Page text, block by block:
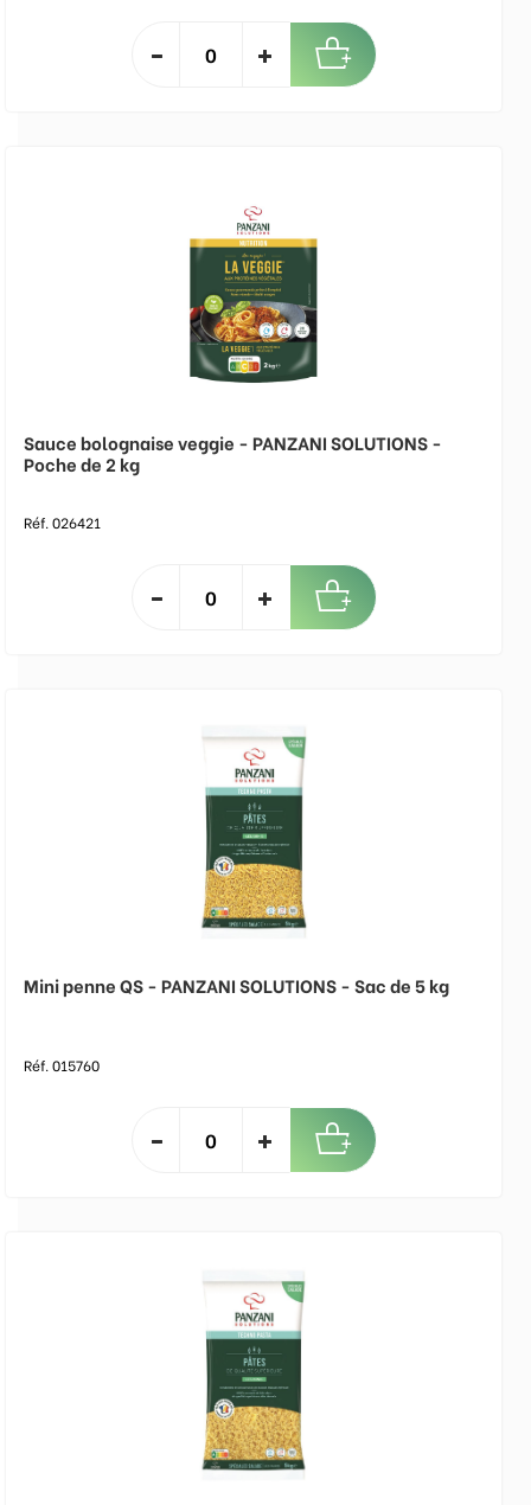
Sauce bolognaise veggie - PANZANI SOLUTIONS -
Poche de 2 kg
Réf. 026421
Mini penne QS - PANZANI SOLUTIONS - Sac de 5 kg
Réf. 015760